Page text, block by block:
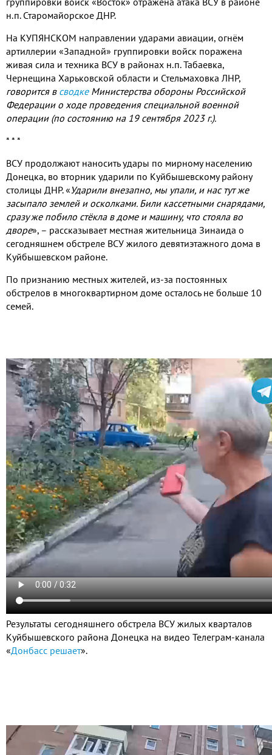
н.п. Старомайорское ДНР.
На КУПЯНСКОМ направлении ударами авиации, огнём
артиллерии «Западной» группировки войск поражена
живая сила и техника ВСУ в районах н.п. Табаевка,
Чернещина Харьковской области и Стельмаховка ЛНР,
говорится в сводкеМинистерства обороны Российской
Федерации о ходе проведения специальной военной
операции (по состоянию на 19 сентября 2023 г.).
* * *
ВСУ продолжают наносить удары по мирному населению
Донецка, во вторник ударили по Куйбышевскому району
столицы ДНР. «Ударили внезапно, мы упали, и нас тут же
засыпало землей и осколками. Били кассетными снарядами,
сразу же побило стёкла в доме и машину, что стояла во
дворе», – рассказывает местная жительница Зинаида о
сегодняшнем обстреле ВСУ жилого девятиэтажного дома в
Куйбышевском районе.
По признанию местных жителей, из-за постоянных
обстрелов в многоквартирном доме осталось не больше 10
семей.
Результаты сегодняшнего обстрела ВСУ жилых кварталов
Куйбышевского района Донецка на видео Телеграм-канала
«Донбасс решает».